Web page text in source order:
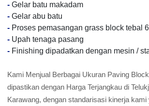
- Gelar batu makadam
- Gelar abu batu
- Proses pemasangan grass block tebal
- Upah tenaga pasang
- Finishing dipadatkan dengan mesin /
Kami Menjual Berbagai Ukuran Paving
dipastikan dengan Harga Terjangkau di
Karawang, dengan standarisasi kinerja kami